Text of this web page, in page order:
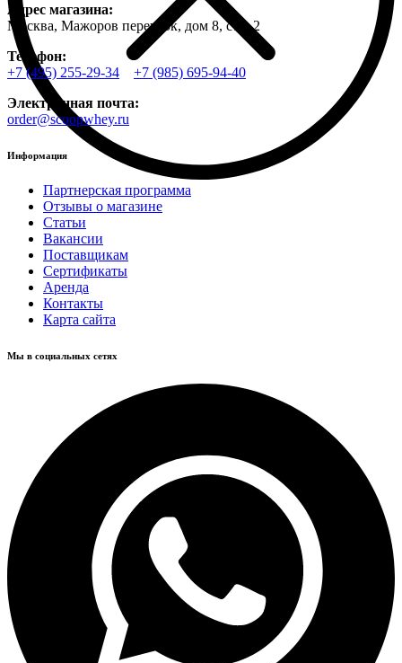
Адрес магазина:
Москва, Мажоров переулок, дом 8, стр. 2
Телефон:
+7 (495) 255-29-34
+7 (985) 695-94-40
Электронная почта:
order@scoopwhey.ru
Информация
Партнерская программа
Отзывы о магазине
Статьи
Вакансии
Поставщикам
Сертификаты
Аренда
Контакты
Карта сайта
Мы в социальных сетях